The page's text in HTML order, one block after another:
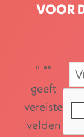
VOOR
" *"
geeft
vereiste
velden